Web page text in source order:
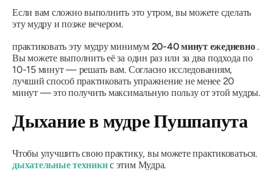
Если вам сложно выполнить это утром, вы можете сделать
этумудруи позже вечером.
практиковать эту мудруминимум 20-40 минут ежедневно.
Вы можете выполнить её за один раз или за два подхода по
10-15 минут — решать вам. Согласно исследованиям,
лучший способ практиковать упражнение не менее 20
минут — это получить максимальную пользу от этоймудры.
Дыхание вмудре Пушпапута
Чтобы улучшить свою практику, вы можете практиковаться.
дыхательные техникис этим Мудра.